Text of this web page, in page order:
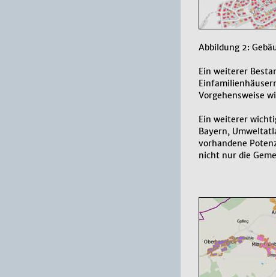
Abbildung 2:
Ein weiterer
Vorgehensweise
Ein weiterer
Bayern,
vorhandene
nicht nur die